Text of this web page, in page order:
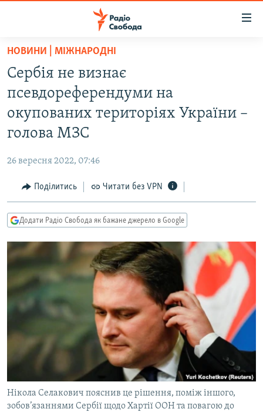
Перейти
основного
матеріалу
до
основної
Перейти
пошуку
РАДІО СВОБОДА – 70 РОКІВ
ВСЕ ЗА ДОБУ
СУСПІЛЬСТВО
КУЛЬТУРА
СПОРТ
СВІТ
ДОНБАС.РЕАЛІЇ
КРИМ.РЕАЛІЇ
ТИ ЯК?
КИТАЙ.ВИКЛИКИ
МУЛЬТИМЕДІА
ФОТО
СПЕЦПРОЄКТИ
ПОДКАСТИ
РУС
УКР
НОВИНИ | МІЖНАРОДНІ
Сербія не визнає
псевдореферендуми на
окупованих територіях України –
голова МЗС
26 вересня 2022, 07:46
Поділитись Читати без VPN
Додати Радіо Свобода як бажане джерело в Google
Нікола Селакович пояснив це рішення, поміж іншого,
зобов’язаннями Сербії щодо Хартії ООН та повагою до